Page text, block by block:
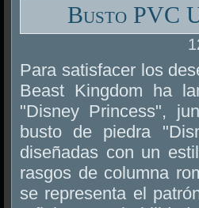
Busto PVC
Para satisfacer los
Beast Kingdom ha
"Disney Princess",
busto de piedra
diseñadas con un
rasgos de columna
se representa el